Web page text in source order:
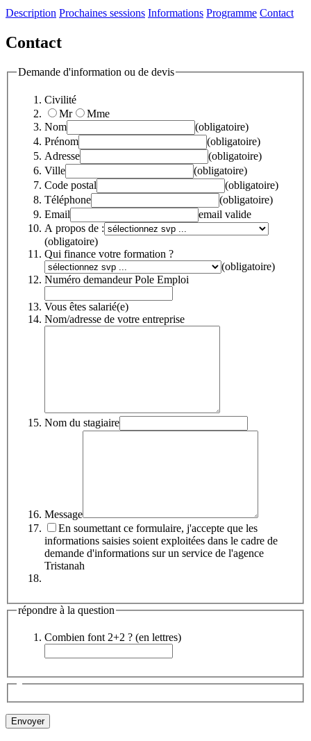
Description Prochaines sessions Informations Programme Contact
Contact
Demande d'information ou de devis
Civilité
Mr
Mme
Nom
(obligatoire)
Prénom
(obligatoire)
Adresse
(obligatoire)
Ville
(obligatoire)
Code postal
(obligatoire)
Téléphone
(obligatoire)
Email
email valide
A propos de :
(obligatoire)
Qui finance votre formation ?
(obligatoire)
Numéro demandeur Pole Emploi
Vous êtes salarié(e)
Nom/adresse de votre entreprise
Nom du stagiaire
Message
En soumettant ce formulaire, j'accepte que les
informations saisies soient exploitées dans le cadre de
demande d'informations sur un service de l'agence
Tristanah
répondre à la question
Combien font 2+2 ? (en lettres)